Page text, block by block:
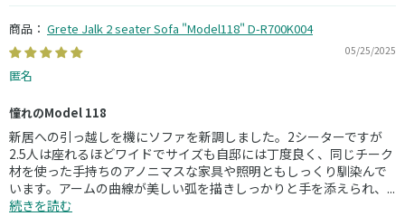
Grete Jalk 2 seater Sofa "Model118" D-R700K004
05/25/2025
匿名
憧れのModel 118
新居への引っ越しを機にソファを新調しました。2シーターですが
2.5人は座れるほどワイドでサイズも自邸には丁度良く、同じチーク
材を使った手持ちのアノニマスな家具や照明ともしっくり馴染んで
います。アームの曲線が美しい弧を描きしっかりと手を添えられ、...
続きを読む